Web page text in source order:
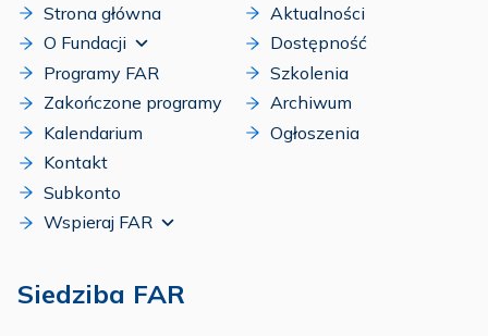
Strona główna
O Fundacji
Programy FAR
Zakończone programy
Kalendarium
Kontakt
Subkonto
Wspieraj FAR
Aktualności
Dostępność
Szkolenia
Archiwum
Ogłoszenia
Siedziba FAR